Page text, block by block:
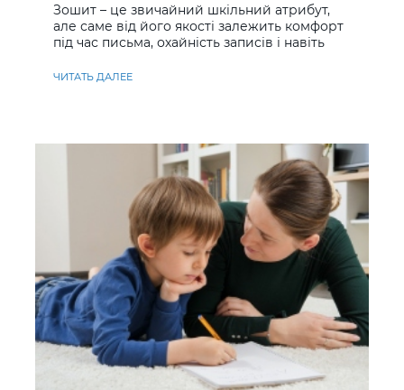
Зошит – це звичайний шкільний атрибут,
але саме від його якості залежить комфорт
під час письма, охайність записів і навіть
ЧИТАТЬ ДАЛЕЕ